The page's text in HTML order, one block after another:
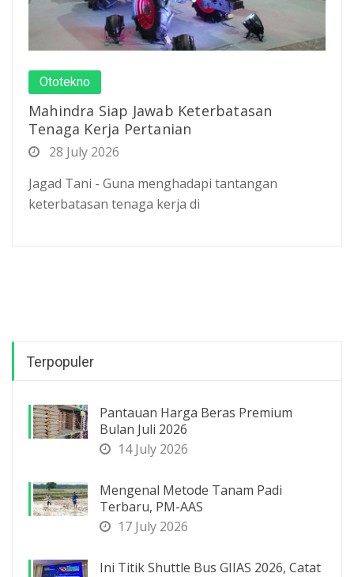
Ototekno
Mahindra Siap Jawab Keterbatasan
Tenaga Kerja Pertanian
28 July 2026
Jagad Tani - Guna menghadapi tantangan
keterbatasan tenaga kerja di
Terpopuler
Pantauan Harga Beras Premium
Bulan Juli 2026
14 July 2026
Mengenal Metode Tanam Padi
Terbaru, PM-AAS
17 July 2026
Ini Titik Shuttle Bus GIIAS 2026, Catat